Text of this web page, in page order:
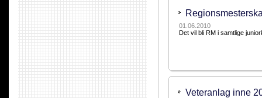
01.06.2010
Det vil bli RM i samtlige
Veteranlag inne